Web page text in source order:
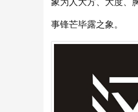
事锋芒毕露之象。